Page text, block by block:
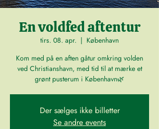
En voldfed aftentur
tirs. 08. apr.
  |
København
Kom med på en aften gåtur omkring volden
ved Christianshavn, med tid til at mærke et
grønt pusterum i København🌿
Der sælges ikke billetter
Se andre events